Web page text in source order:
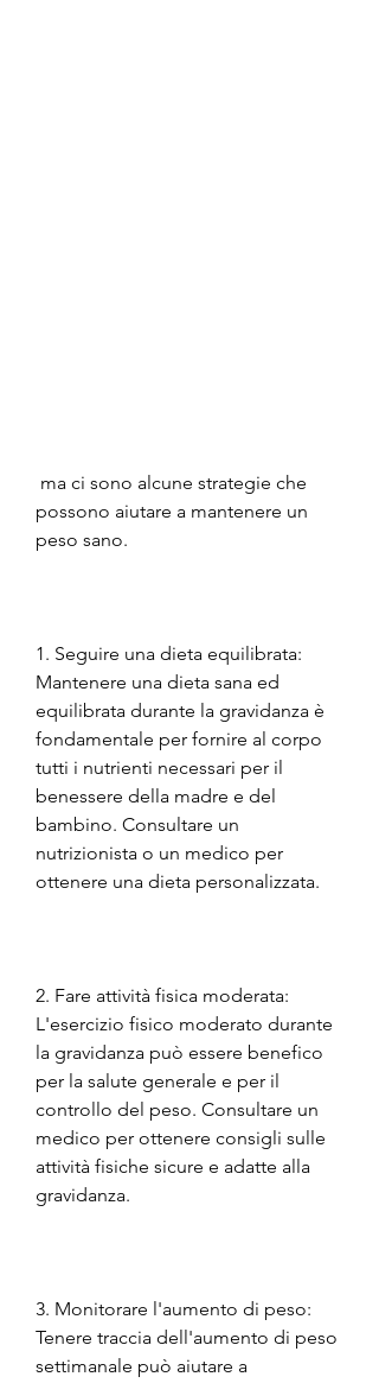
possono aiutare a mantenere un
peso sano.
1. Seguire una dieta equilibrata:
Mantenere una dieta sana ed
equilibrata durante la gravidanza è
fondamentale per fornire al corpo
tutti i nutrienti necessari per il
benessere della madre e del
bambino. Consultare un
nutrizionista o un medico per
ottenere una dieta personalizzata.
2. Fare attività fisica moderata:
L'esercizio fisico moderato durante
la gravidanza può essere benefico
per la salute generale e per il
controllo del peso. Consultare un
medico per ottenere consigli sulle
attività fisiche sicure e adatte alla
gravidanza.
3. Monitorare l'aumento di peso:
Tenere traccia dell'aumento di peso
settimanale può aiutare a